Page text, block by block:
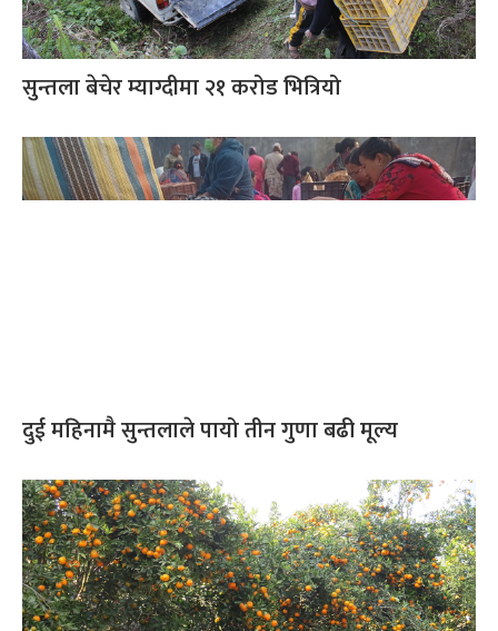
सुन्तला बेचेर म्याग्दीमा २१ करोड भित्रियो
दुई महिनामै सुन्तलाले पायो तीन गुणा बढी मूल्य